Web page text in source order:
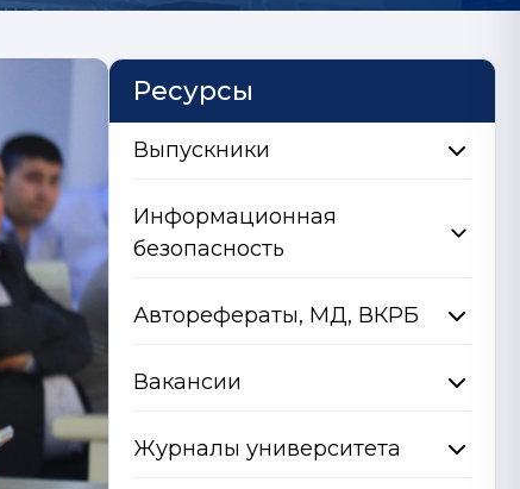
Ресурсы
Выпускники
Информационная
безопасность
Авторефераты, МД, ВКРБ
Вакансии
Журналы университета